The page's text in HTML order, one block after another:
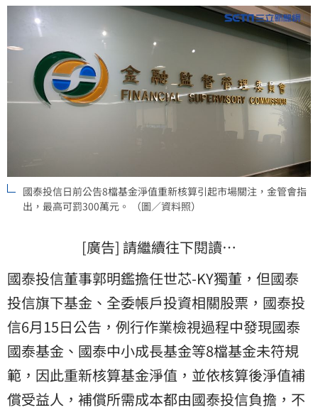
國泰投信日前公告8檔基金淨值重新核算引起市場關注，金管會指
出，最高可罰300萬元。 （圖／資料照）
[廣告] 請繼續往下閱讀…
國泰投信董事郭明鑑擔任世芯-KY獨董，但國泰
投信旗下基金、全委帳戶投資相關股票，國泰投
信6月15日公告，例行作業檢視過程中發現國泰
國泰基金、國泰中小成長基金等8檔基金未符規
範，因此重新核算基金淨值，並依核算後淨值補
償受益人，補償所需成本都由國泰投信負擔，不